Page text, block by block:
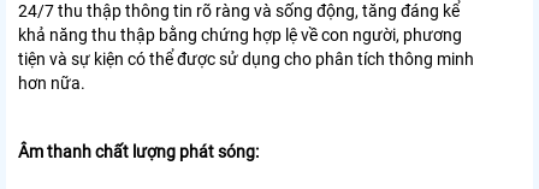
24/7thu thập thông tin rõ ràng và sống động, tăng đáng kể
khả năng thu thập bằng chứng hợp lệ về con người, phương
tiện và sự kiện có thể được sử dụng cho phân tích thông minh
hơn nữa.
Âm thanh chất lượng phát sóng: